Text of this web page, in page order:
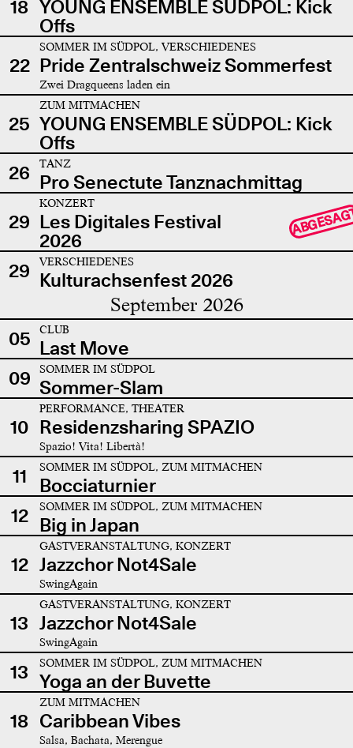
18 YOUNG ENSEMBLE SÜDPOL: Kick
Offs
22
SOMMER IM SÜDPOL, VERSCHIEDENES
Pride Zentralschweiz Sommerfest
Zwei Dragqueens laden ein
25
ZUM MITMACHEN
YOUNG ENSEMBLE SÜDPOL: Kick
Offs
26
TANZ
Pro Senectute Tanznachmittag
29
KONZERT
Les Digitales Festival
2026
29 VERSCHIEDENES
Kulturachsenfest 2026
September 2026
05 CLUB
Last Move
09
SOMMER IM SÜDPOL
Sommer-Slam
10
PERFORMANCE, THEATER
Residenzsharing SPAZIO
Spazio! Vita! Libertà!
11 SOMMER IM SÜDPOL, ZUM MITMACHEN
Bocciaturnier
12
SOMMER IM SÜDPOL, ZUM MITMACHEN
Big in Japan
12
GASTVERANSTALTUNG, KONZERT
Jazzchor Not4Sale
SwingAgain
13
GASTVERANSTALTUNG, KONZERT
Jazzchor Not4Sale
SwingAgain
13 SOMMER IM SÜDPOL, ZUM MITMACHEN
Yoga an der Buvette
18
ZUM MITMACHEN
Caribbean Vibes
Salsa, Bachata, Merengue